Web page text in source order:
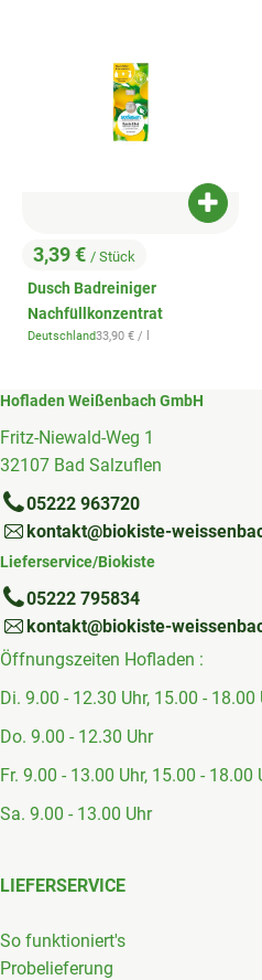
, Preis:
3,39 € / Stück
Dusch Badreiniger
Nachfüllkonzentrat
, Herkunft:
Deutschland, Referenzpreis:
33,90 € / l
Hofladen Weißenbach GmbH
Fritz-Niewald-Weg 1
32107 Bad Salzuflen
05222 963720
kontakt@biokiste-
Lieferservice/Biokiste
05222 795834
kontakt@biokiste-
Öffnungszeiten Hofladen :
Di. 9.00 - 12.30 Uhr, 15.00 - 18.00
Do. 9.00 - 12.30 Uhr
Fr. 9.00 - 13.00 Uhr, 15.00 - 18.00
Sa. 9.00 - 13.00 Uhr
LIEFERSERVICE
So funktioniert's
Probelieferung